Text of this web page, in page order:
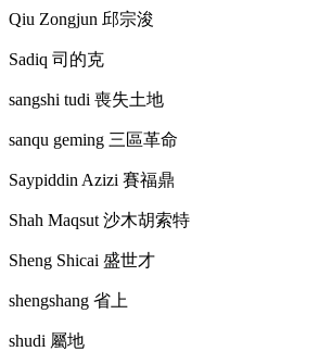
Qiu Zongjun 邱宗浚
Sadiq 司的克
sangshi tudi 喪失土地
sanqu geming 三區革命
Saypiddin Azizi 賽福鼎
Shah Maqsut沙木胡索特
Sheng Shicai 盛世才
shengshang 省上
shudi 屬地